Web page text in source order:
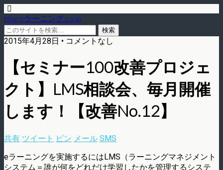
blog.eラーニング.co.jp
2015年4月28日 • コメントなし
【セミナー100改善プロジェ
クト】LMS相談会、毎月開催
します！【改善No.12】
共有 ツイート ピン メール SMS
eラーニングを実施するにはLMS（ラーニングマネジメント
システム＝誰が何をどれだけ学習したかを管理するシステ